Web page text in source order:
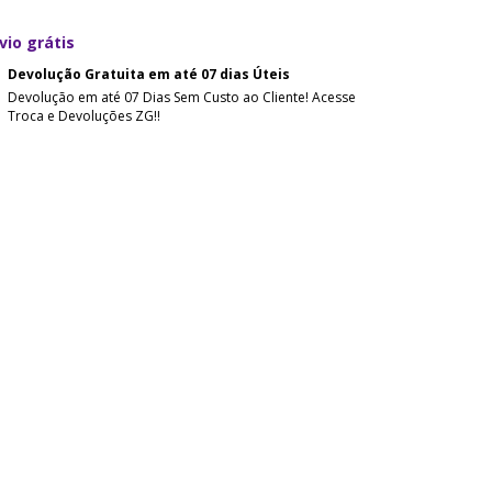
grátis
Devolução Gratuita em até 07 dias Úteis
Devolução em até 07 Dias Sem Custo ao Cliente! Acesse
Troca e Devoluções ZG!!